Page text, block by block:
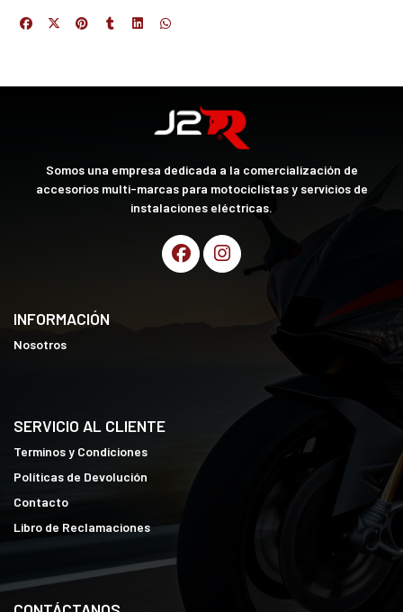
Somos una empresa dedicada a la comercialización de
accesorios multi-marcas para motociclistas y servicios de
instalaciones eléctricas.
INFORMACIÓN
Nosotros
SERVICIO AL CLIENTE
Terminos y Condiciones
Políticas de Devolución
Contacto
Libro de Reclamaciones